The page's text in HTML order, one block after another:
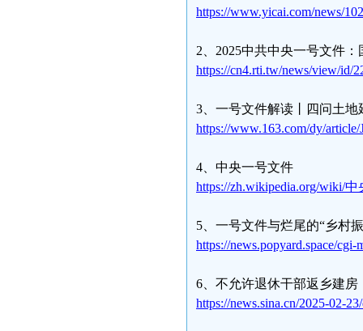
https://www.yicai.com/news/
2、2025中共中央一号文件
https://cn4.rti.tw/news/view/id/
3、一号文件解读丨四问土
https://www.163.com/dy/
4、中央一号文件
https://zh.wikipedia.org/wiki/
5、一号文件与烂尾的“乡村
https://news.popyard.space/
6、不允许退休干部返乡建
https://news.sina.cn/2025-02-